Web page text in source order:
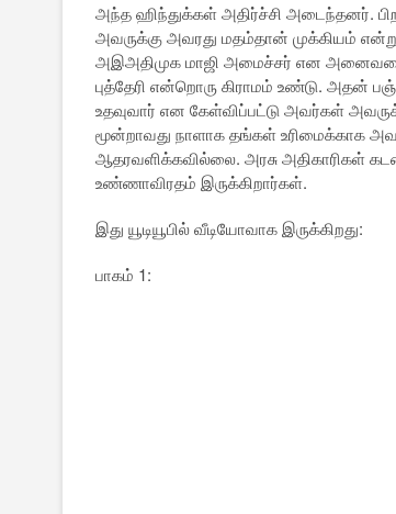
அந்த ஹிந்துக்கள் அதிர்ச்சி அடைந்தனர்.
அவருக்கு அவரது மதம்தான் முக்கியம்
அஇஅதிமுக மாஜி அமைச்சர் என
புத்தேரி என்றொரு கிராமம் உண்டு. அதன்
உதவுவார் என கேள்விப்பட்டு அவர்கள்
மூன்றாவது நாளாக தங்கள் உரிமைக்காக
ஆதரவளிக்கவில்லை. அரசு அதிகாரிகள்
உண்ணாவிரதம் இருக்கிறார்கள்.
இது யூடியூபில் வீடியோவாக இருக்கிறது:
பாகம் 1: